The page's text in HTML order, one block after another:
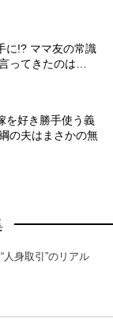
に!? ママ友の常識
ってきたのは…
を好き勝手使う義
の夫はまさかの無
人身取引”のリアル